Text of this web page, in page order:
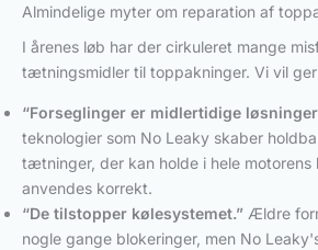
Almindelige myter om reparation af
I årenes løb har der cirkuleret mange
tætningsmidler til toppakninger. Vi vil
“Forseglinger er midlertidige
teknologier som No Leaky skaber
tætninger, der kan holde i hele motorens
anvendes korrekt.
“De tilstopper kølesystemet.” Ældre
nogle gange blokeringer, men No